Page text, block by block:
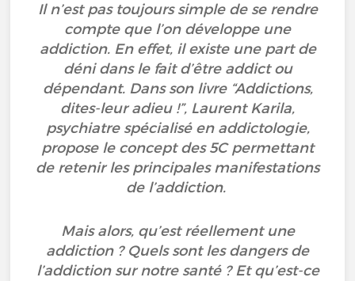
Il n’est pas toujours simple de se rendre
compte que l’on développe une
addiction. En effet, il existe une part de
déni dans le fait d’être addict ou
dépendant. Dans son livre “Addictions,
dites-leur adieu !”, Laurent Karila,
psychiatre spécialisé en addictologie,
propose le concept des 5C permettant
de retenir les principales manifestations
de l’addiction.
Mais alors, qu’est réellement une
addiction ? Quels sont les dangers de
l’addiction sur notre santé ? Et qu’est-ce